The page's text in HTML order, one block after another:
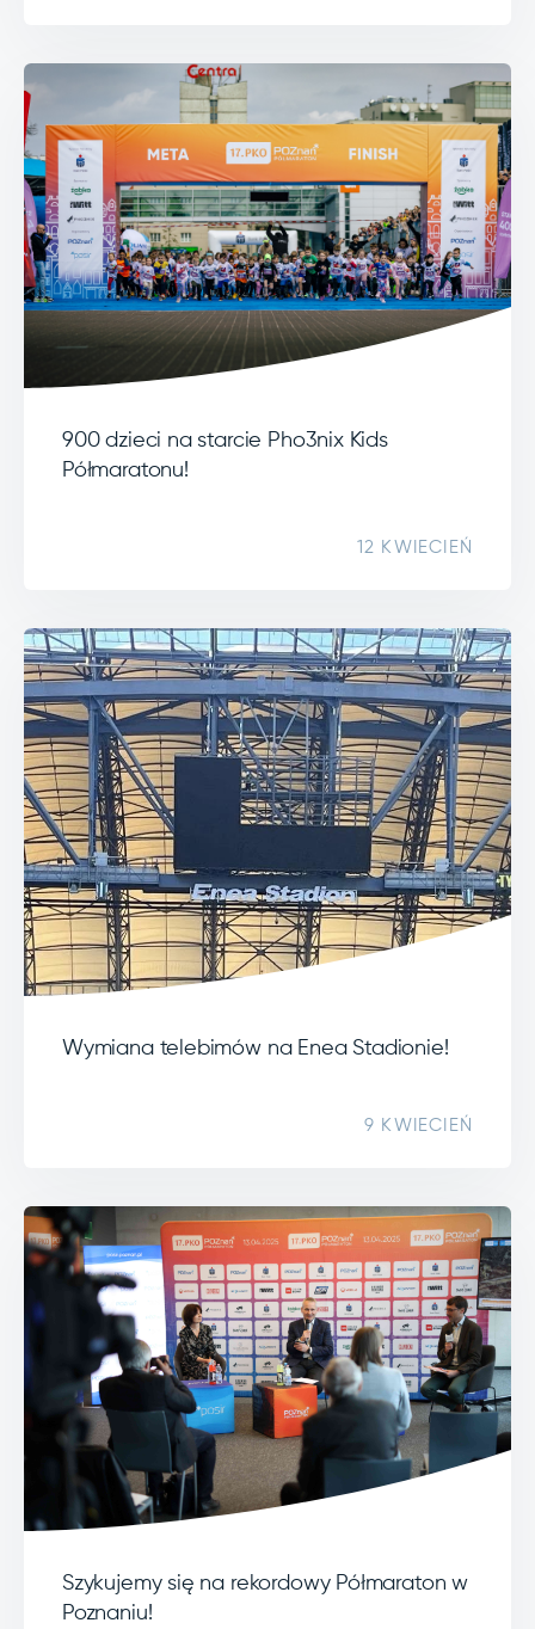
900 dzieci na starcie Pho3nix Kids
Półmaratonu!
12 KWIECIEŃ
Wymiana telebimów na Enea Stadionie!
9 KWIECIEŃ
Szykujemy się na rekordowy Półmaraton w
Poznaniu!